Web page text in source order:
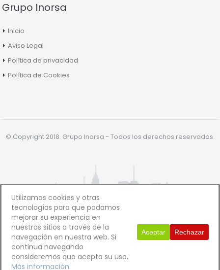
Grupo Inorsa
Inicio
Aviso Legal
Política de privacidad
Política de Cookies
© Copyright 2018. Grupo Inorsa - Todos los derechos reservados.
Utilizamos cookies y otras
tecnologías para que podamos
mejorar su experiencia en
nuestros sitios a través de la
navegación en nuestra web. Si
continua navegando
consideremos que acepta su uso.
Más información.
Aceptar Rechazar